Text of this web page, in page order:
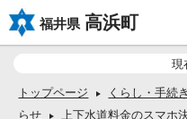
福井県 高浜町
現
トップページ くらし・手続き
らせ
上下水道料金のスマホ